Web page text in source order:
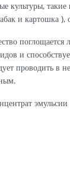
культуры,
и картошка
поглощается
и
проводить в
эмульсии